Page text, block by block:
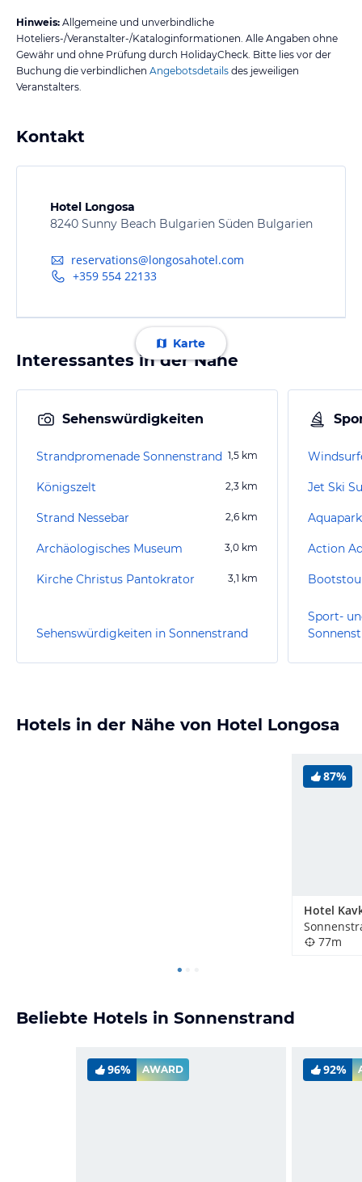
Hinweis: Allgemeine und unverbindliche
Hoteliers-/Veranstalter-/Kataloginformationen. Alle Angaben ohne
Gewähr und ohne Prüfung durch HolidayCheck. Bitte lies vor der
Buchung die verbindlichen Angebotsdetails des jeweiligen
Veranstalters.
Kontakt
Hotel Longosa
8240 Sunny Beach Bulgarien Süden Bulgarien
reservations@longosahotel.com
+359 554 22133
Karte
Interessantes in der Nähe
Sehenswürdigkeiten
Strandpromenade Sonnenstrand 1,5 km
Königszelt 2,3 km
Strand Nessebar 2,6 km
Archäologisches Museum 3,0 km
Kirche Christus Pantokrator 3,1 km
Sehenswürdigkeiten in Sonnenstrand
Jet Ski
Action
Sport-
Hotels in der Nähe von Hotel Longosa
87%
77m
Beliebte Hotels in Sonnenstrand
96% AWARD 92%